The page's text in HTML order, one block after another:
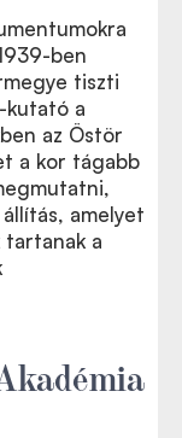
ben
tiszti
kutató a
az Östör
a kor tágabb
amelyet
tartanak a